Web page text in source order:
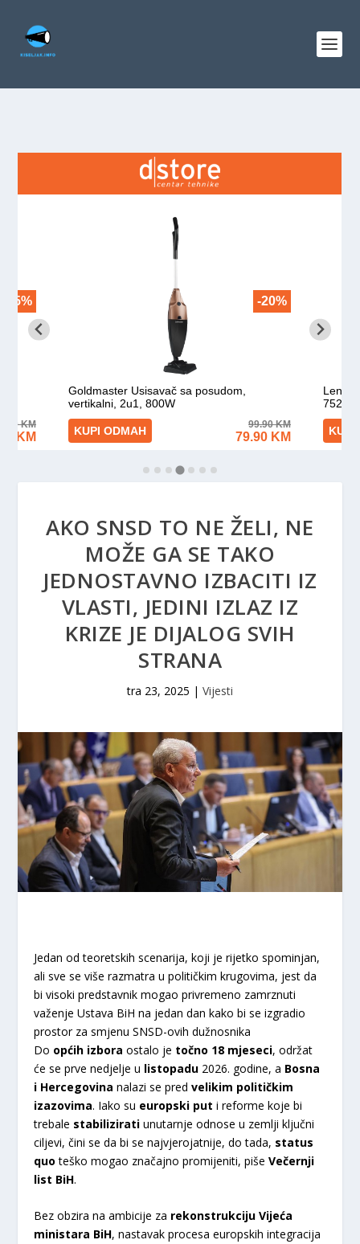
AKO SNSD TO NE ŽELI, NE
MOŽE GA SE TAKO
JEDNOSTAVNO IZBACITI IZ
VLASTI, JEDINI IZLAZ IZ
KRIZE JE DIJALOG SVIH
STRANA
tra 23, 2025 | Vijesti
Jedan od teoretskih scenarija, koji je rijetko spominjan,
ali sve se više razmatra u političkim krugovima, jest da
bi visoki predstavnik mogao privremeno zamrznuti
važenje Ustava BiH na jedan dan kako bi se izgradio
prostor za smjenu SNSD-ovih dužnosnika
Do općih izbora ostalo je točno 18 mjeseci, održat
će se prve nedjelje u listopadu 2026. godine, a Bosna
i Hercegovina nalazi se predvelikim političkim
izazovima. Iako su europski put i reforme koje bi
trebale stabiliziratiunutarnje odnose u zemlji ključni
ciljevi, čini se da bi se najvjerojatnije, do tada, status
quo teško mogao značajno promijeniti, pišeVečernji
list BiH.
Bez obzira na ambicije za rekonstrukciju Vijeća
ministara BiH, nastavak procesa europskih integracija